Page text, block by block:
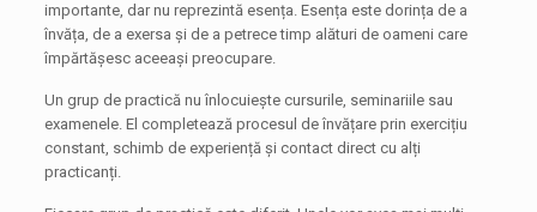
importante, dar nu reprezintă esența. Esența este dorința de a
învăța, de a exersa și de a petrece timp alături de oameni care
împărtășesc aceeași preocupare.
Un grup de practică nu înlocuiește cursurile, seminariile sau
examenele. El completează procesul de învățare prin exercițiu
constant, schimb de experiență și contact direct cu alți
practicanți.